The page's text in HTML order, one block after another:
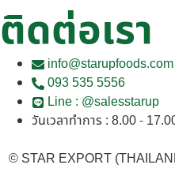
ติดต่อเรา
info@starupfoods.com
093 535 5556
Line : @salesstarup
วันเวลาทำการ : 8.00 -
© STAR EXPORT